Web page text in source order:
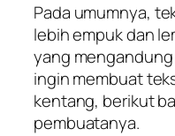
Pada umumnya,
lebih empuk dan
yang
ingin membuat
kentang, berikut
pembuatanya.